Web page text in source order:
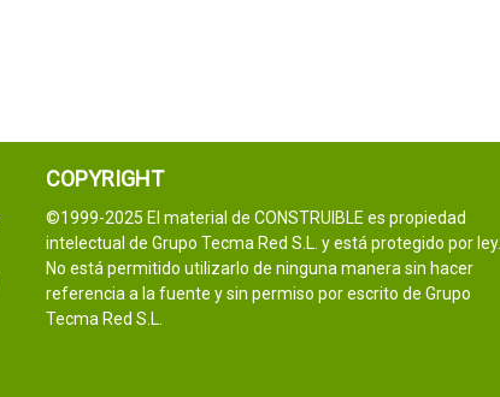
COPYRIGHT
©1999-2025 El material de CONSTRUIBLE es propiedad
intelectual de Grupo Tecma Red S.L. y está protegido por ley.
No está permitido utilizarlo de ninguna manera sin hacer
referencia a la fuente y sin permiso por escrito de Grupo
Tecma Red S.L.